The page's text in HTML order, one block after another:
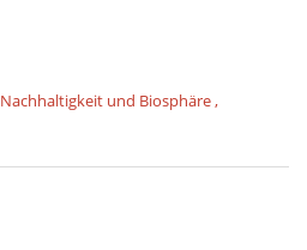
Nachhaltigkeit und Biosphäre,